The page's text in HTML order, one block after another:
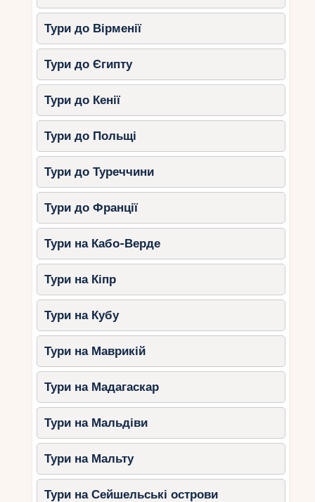
Тури до Вірменії
Тури до Єгипту
Тури до Кенії
Тури до Польщі
Тури до Туреччини
Тури до Франції
Тури на Кабо-Верде
Тури на Кіпр
Тури на Кубу
Тури на Маврикій
Тури на Мадагаскар
Тури на Мальдіви
Тури на Мальту
Тури на Сейшельські острови